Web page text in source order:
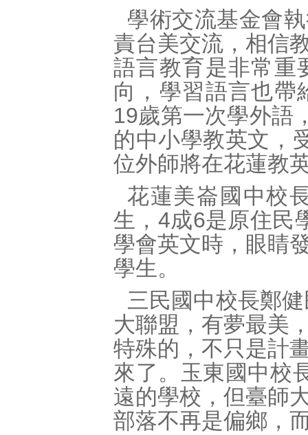
學術交流基金會
責台美交流，相信
語言教育是非常重
向，學習語言也帶
19歲第一次學外語
的中小學教英文，
位外師將在花蓮教
花蓮美崙國中校
生，4成6是原住民
學會英文時，眼睛
學生。
三民國中校長鄭
大聯盟，有夢最美
特殊的，不只是計
來了。玉東國中校
遠的學校，但臺師
部落不再是偏鄉，